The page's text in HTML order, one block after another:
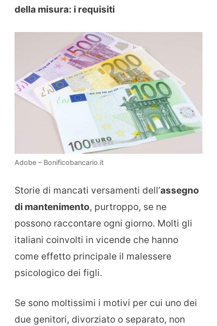
della misura: i requisiti
Adobe – Bonificobancario.it
Storie di mancati versamenti dell’assegno
di mantenimento, purtroppo, se ne
possono raccontare ogni giorno. Molti gli
italiani coinvolti in vicende che hanno
come effetto principale il malessere
psicologico dei figli.
Se sono moltissimi i motivi per cui uno dei
due genitori, divorziato o separato, non